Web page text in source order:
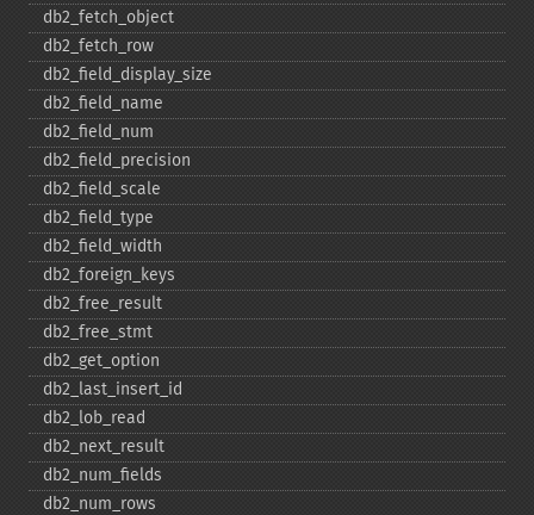
db2_​fetch_​object
db2_​fetch_​row
db2_​field_​display_​size
db2_​field_​name
db2_​field_​num
db2_​field_​precision
db2_​field_​scale
db2_​field_​type
db2_​field_​width
db2_​foreign_​keys
db2_​free_​result
db2_​free_​stmt
db2_​get_​option
db2_​last_​insert_​id
db2_​lob_​read
db2_​next_​result
db2_​num_​fields
db2_​num_​rows